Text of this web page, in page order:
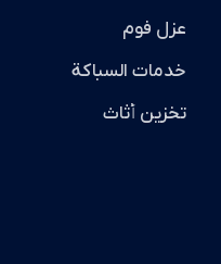
عزل فوم
خدمات السباكة
تخزين أثاث